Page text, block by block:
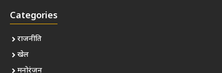
Categories
राजनीति
खेल
मनोरंजन